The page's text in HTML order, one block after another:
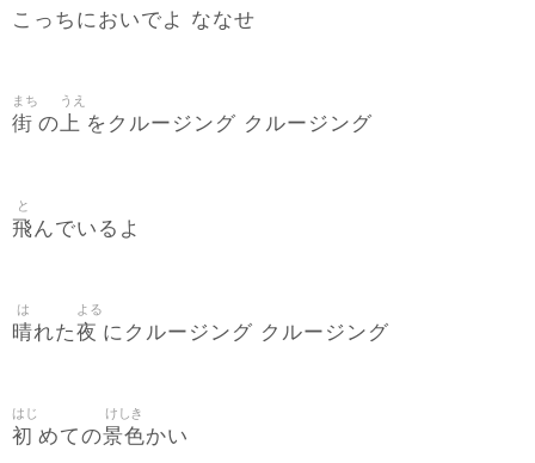
こっちにおいでよ ななせ
街
まち
の上
うえ
をクルージング クルージング
飛
と
んでいるよ
晴
は
れた夜
よる
にクルージング クルージング
初
はじ
めての景色
けしき
かい